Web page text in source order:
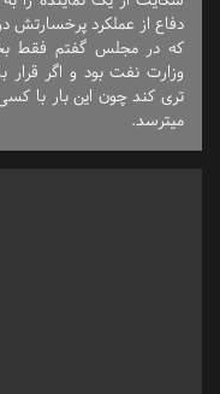
دفاع از عملکرد پرخسارتش
که در مجلس گفتم فقط
وزارت نفت بود و اگر
تری کند چون این بار با
میترسد.